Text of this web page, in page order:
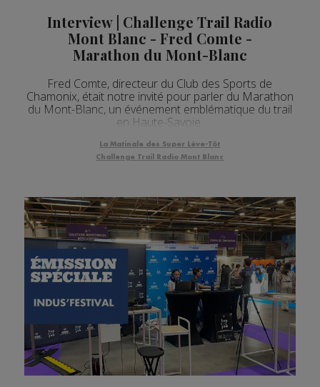
Interview | Challenge Trail Radio
Mont Blanc - Fred Comte -
Marathon du Mont-Blanc
Fred Comte, directeur du Club des Sports de
Chamonix, était notre invité pour parler du Marathon
du Mont-Blanc, un événement emblématique du trail
en Haute-Savoie.
La Matinale des Super Lève-Tôt
Challenge Trail Radio Mont Blanc